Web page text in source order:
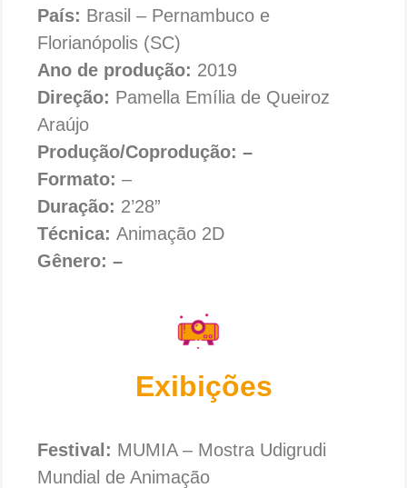
País: Brasil – Pernambuco e
Florianópolis (SC)
Ano de produção: 2019
Direção: Pamella Emília de Queiroz
Araújo
Produção/Coprodução: –
Formato: –
Duração: 2’28”
Técnica: Animação 2D
Gênero: –
Exibições
Festival: MUMIA – Mostra Udigrudi
Mundial de Animação